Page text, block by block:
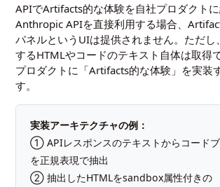
APIでArtifacts的な体験を自社プロダクト
Anthropic APIを直接利用する場合、
パネルというUIは提供されません。ただし
するHTMLやコードのテキスト自体は取得
プロダクトに「Artifacts的な体験」を実装
す。
実装アーキテクチャの例：
① APIレスポンスのテキストからコードブ
を正規表現で抽出
② 抽出したHTMLをsandbox属性付きの